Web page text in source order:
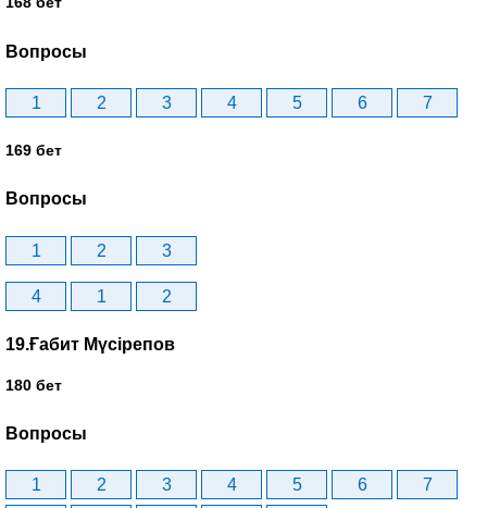
Вопросы
1 2 3 4 5 6 7
169 бет
Вопросы
1 2 3
4 1 2
19.Ғабит Мүсірепов
180 бет
Вопросы
1 2 3 4 5 6 7